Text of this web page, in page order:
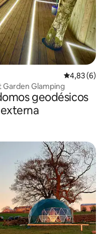
4,83 de uma
4,83 (6)
Garden Glamping
geodésicos